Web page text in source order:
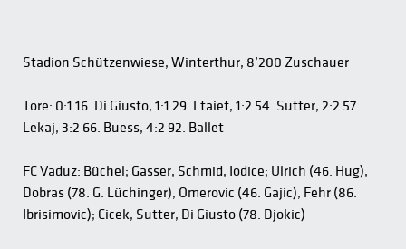
Stadion Schützenwiese, Winterthur, 8’200 Zuschauer
Tore: 0:1 16. Di Giusto, 1:1 29. Ltaief, 1:2 54. Sutter, 2:2 57.
Lekaj, 3:2 66. Buess, 4:2 92. Ballet
FC Vaduz: Büchel; Gasser, Schmid, Iodice; Ulrich (46. Hug),
Dobras (78. G. Lüchinger), Omerovic (46. Gajic), Fehr (86.
Ibrisimovic); Cicek, Sutter, Di Giusto (78. Djokic)